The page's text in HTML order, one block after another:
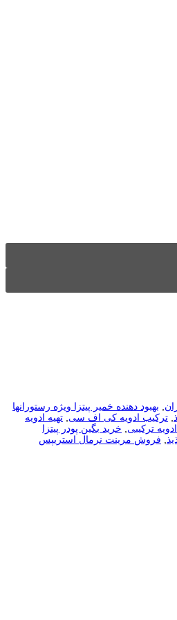
, بهبود دهنده خمیر پیتزا ویژه رستورانها
, ترکیب ادویه کی اف سی, تهیه ادویه
ترکیبی, خرید بگین پودر پیتزا
, فروش مرینت نرمال استریپس